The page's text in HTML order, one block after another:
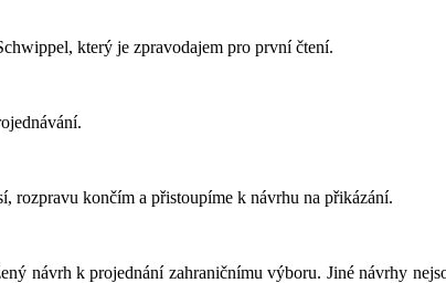
který je zpravodajem pro první čtení.
rozpravu končím a přistoupíme k návrhu na přikázání.
návrh k projednání zahraničnímu výboru. Jiné návrhy